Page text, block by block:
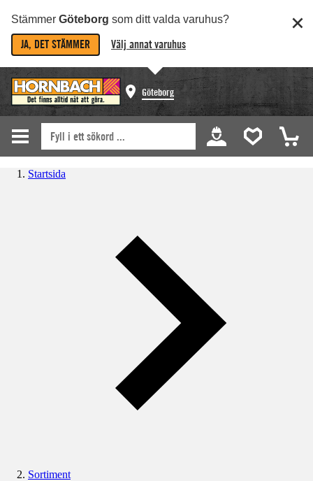
Stämmer Göteborg som ditt valda varuhus?
JA, DET STÄMMER Välj annat varuhus
Göteborg
Startsida
Sortiment